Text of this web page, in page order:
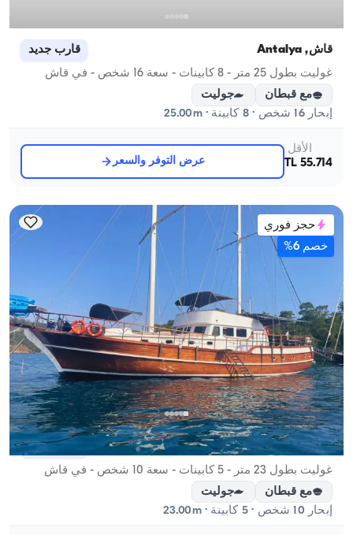
قاش, Antalya قارب جديد
غوليت بطول 25 متر - 8 كابينات - سعة 16 شخص - في قاش
مع قبطان
جوليت
إبحار 16 شخص · 8 كابينة · 25.00m
الأقل
55.714 TL
عرض التوفر والسعر
حجز فوري
خصم 6%
قاش, Antalya قارب جديد
غوليت بطول 23 متر - 5 كابينات - سعة 10 شخص - في قاش
مع قبطان
جوليت
إبحار 10 شخص · 5 كابينة · 23.00m